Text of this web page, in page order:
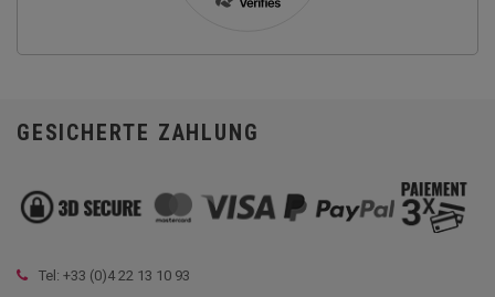
GESICHERTE ZAHLUNG
Tel: +33 (0)4 22 13 10 93